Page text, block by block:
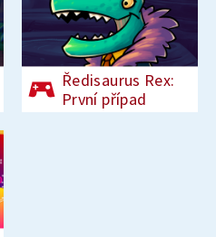
Ředisaurus Rex:
První případ